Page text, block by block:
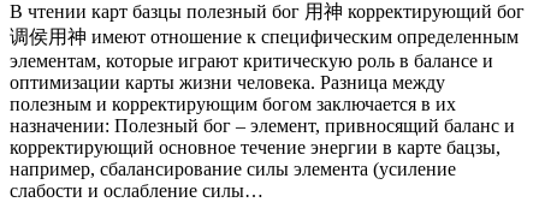
В чтении карт базцы полезный бог 用神 корректирующий бог
调侯用神 имеют отношение к специфическим определенным
элементам, которые играют критическую роль в балансе и
оптимизации карты жизни человека. Разница между
полезным и корректирующим богом заключается в их
назначении: Полезный бог – элемент, привносящий баланс и
корректирующий основное течение энергии в карте бацзы,
например, сбалансирование силы элемента (усиление
слабости и ослабление силы…